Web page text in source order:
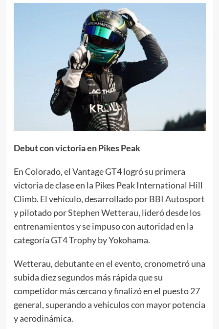
Debut con victoria en Pikes Peak
En Colorado, el Vantage GT4 logró su primera
victoria de clase en la Pikes Peak International Hill
Climb. El vehículo, desarrollado por BBI Autosport
y pilotado por Stephen Wetterau, lideró desde los
entrenamientos y se impuso con autoridad en la
categoría GT4 Trophy by Yokohama.
Wetterau, debutante en el evento, cronometró una
subida diez segundos más rápida que su
competidor más cercano y finalizó en el puesto 27
general, superando a vehículos con mayor potencia
y aerodinámica.